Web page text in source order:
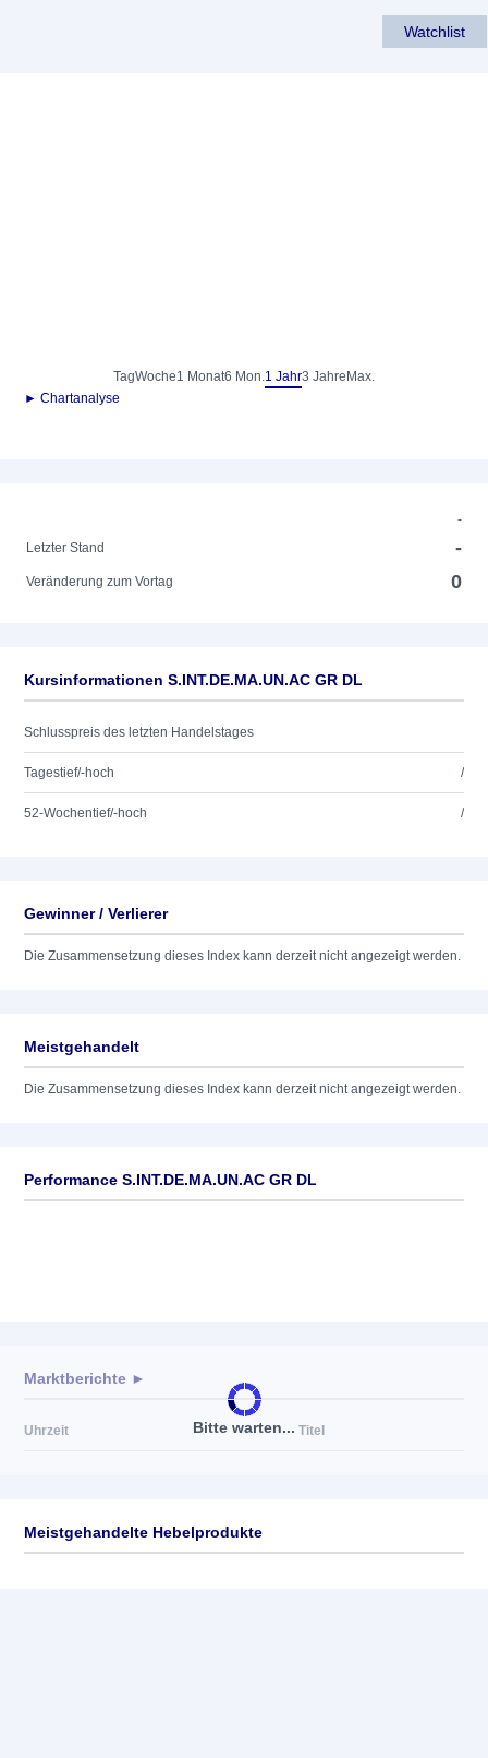
Watchlist
TagWoche1 Monat6 Mon.1 Jahr3 Jahre Max.
► Chartanalyse
-
Letzter Stand
-
Veränderung zum Vortag 0
Kursinformationen S.INT.DE.MA.UN.AC GR DL
Schlusspreis des letzten Handelstages
Tagestief/-hoch /
52-Wochentief/-hoch /
Gewinner / Verlierer
Die Zusammensetzung dieses Index kann derzeit nicht angezeigt werden.
Meistgehandelt
Die Zusammensetzung dieses Index kann derzeit nicht angezeigt werden.
Performance S.INT.DE.MA.UN.AC GR DL
Bitte warten...
Marktberichte ►
Uhrzeit Titel
Meistgehandelte Hebelprodukte